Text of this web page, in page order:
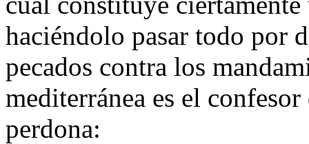
haciéndolo pasar todo por
pecados contra los
mediterránea es el
perdona: